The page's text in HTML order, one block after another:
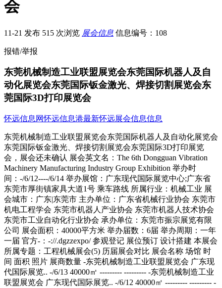
会
11-21 发布 515 次浏览 展会信息 信息编号：108
报错/举报
东莞机械制造工业联盟展览会东莞国际机器人及自
动化展览会东莞国际钣金激光、焊接切割展览会东
莞国际3D打印展览会
怀远信息网怀远信息港最新怀远展会信息信息
东莞机械制造工业联盟展览会东莞国际机器人及自动化展览会
东莞国际钣金激光、焊接切割展览会东莞国际3D打印展览
会，展会还未确认 展会英文名：The 6th Dongguan Vibration
Machinery Manufacturing Industry Group Exhibition 举办时
间：-/6/12----/6/14 举办展馆：广东现代国际展览中心;广东省
东莞市厚街镇家具大道1号 乘车路线 所属行业：机械工业 展
会城市：广东|东莞市 主办单位：广东省机械行业协会 东莞市
机电工程学会 东莞市机器人产业协会 东莞市机器人技术协会
东莞市工业自动化行业协会 承办单位：东莞市振宗展览有限
公司 展会面积：40000平方米 举办届数：6届 举办周期：一年
一届 官方-：-://.dgzzexpo/ 参观登记 展位预订 设计搭建 本展会
所属专题：工程机械展会(5) 历届展会对比 展会名称 场馆 时
间 面积 照片 展商数量 -东莞机械制造工业联盟展览会 广东现
代国际展览.. -/6/13 40000㎡ --------- --------- -东莞机械制造工业
联盟展览会 广东现代国际展览.. -/6/12 40000㎡ --------- --------- -